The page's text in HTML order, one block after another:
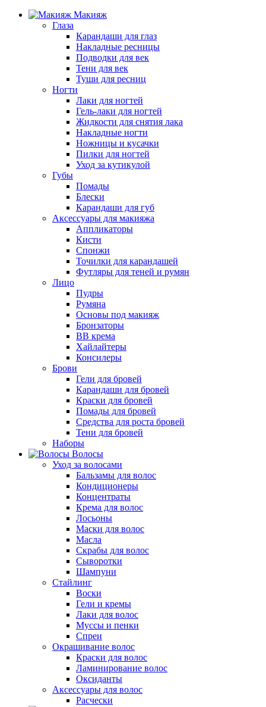
Макияж
Глаза
Карандаши для глаз
Накладные ресницы
Подводки для век
Тени для век
Туши для ресниц
Ногти
Лаки для ногтей
Гель-лаки для ногтей
Жидкости для снятия лака
Накладные ногти
Ножницы и кусачки
Пилки для ногтей
Уход за кутикулой
Губы
Помады
Блески
Карандаши для губ
Аксессуары для макияжа
Аппликаторы
Кисти
Спонжи
Точилки для карандашей
Футляры для теней и румян
Лицо
Пудры
Румяна
Основы под макияж
Бронзаторы
BB крема
Хайлайтеры
Консилеры
Брови
Гели для бровей
Карандаши для бровей
Краски для бровей
Помады для бровей
Средства для роста бровей
Тени для бровей
Наборы
Волосы
Уход за волосами
Бальзамы для волос
Кондиционеры
Концентраты
Крема для волос
Лосьоны
Маски для волос
Масла
Скрабы для волос
Сыворотки
Шампуни
Стайлинг
Воски
Гели и кремы
Лаки для волос
Муссы и пенки
Спреи
Окрашивание волос
Краски для волос
Ламинирование волос
Оксиданты
Аксессуары для волос
Расчески